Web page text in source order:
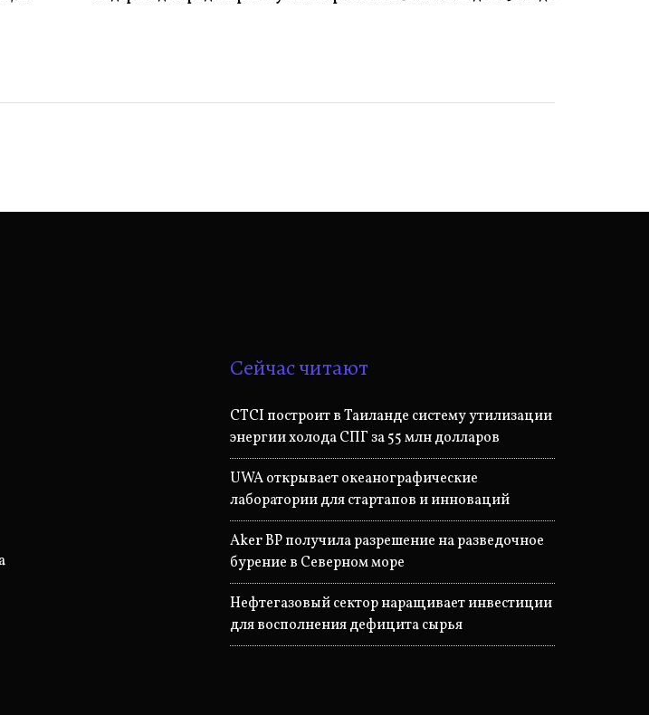
Сейчас читают
CTCI построит в Таиланде систему утилизации
энергии холода СПГ за 55 млн долларов
UWA открывает океанографические
лаборатории для стартапов и инноваций
Aker BP получила разрешение на разведочное
бурение в Северном море
Нефтегазовый сектор наращивает инвестиции
для восполнения дефицита сырья